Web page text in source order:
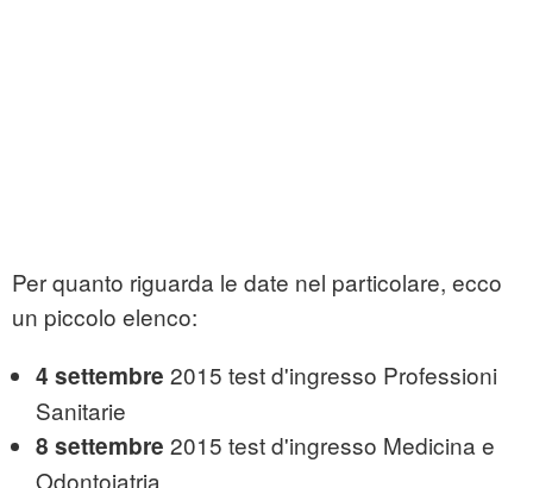
Per quanto riguarda le date nel particolare, ecco
un piccolo elenco:
4 settembre 2015 test d'ingresso Professioni
Sanitarie
8 settembre 2015 test d'ingresso Medicina e
Odontoiatria